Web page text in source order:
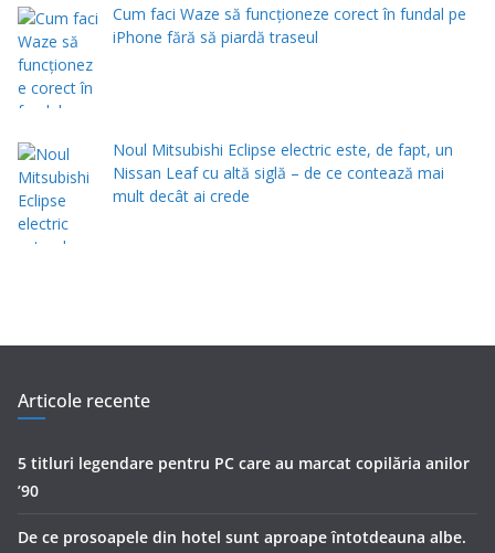
Cum faci Waze să funcționeze corect în fundal pe
iPhone fără să piardă traseul
Noul Mitsubishi Eclipse electric este, de fapt, un
Nissan Leaf cu altă siglă – de ce contează mai
mult decât ai crede
Articole recente
5 titluri legendare pentru PC care au marcat copilăria anilor
’90
De ce prosoapele din hotel sunt aproape întotdeauna albe.